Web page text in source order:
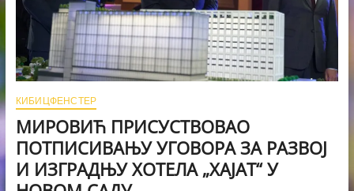
КИБИЦФЕНСТЕР
МИРОВИЋ ПРИСУСТВОВАО
ПОТПИСИВАЊУ УГОВОРА ЗА РАЗВОЈ
И ИЗГРАДЊУ ХОТЕЛА „ХАЈАТ“ У